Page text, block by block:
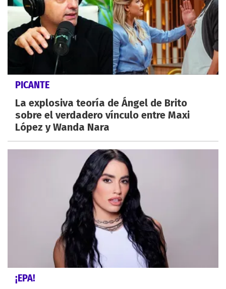
PICANTE
La explosiva teoría de Ángel de Brito
sobre el verdadero vínculo entre Maxi
López y Wanda Nara
¡EPA!